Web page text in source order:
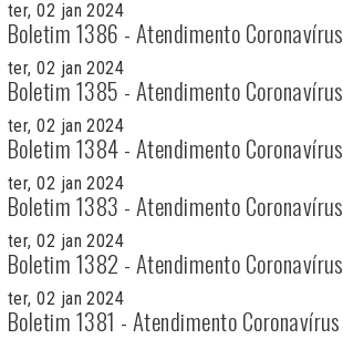
ter, 02 jan 2024
Boletim 1386 - Atendimento Coronavírus
ter, 02 jan 2024
Boletim 1385 - Atendimento Coronavírus
ter, 02 jan 2024
Boletim 1384 - Atendimento Coronavírus
ter, 02 jan 2024
Boletim 1383 - Atendimento Coronavírus
ter, 02 jan 2024
Boletim 1382 - Atendimento Coronavírus
ter, 02 jan 2024
Boletim 1381 - Atendimento Coronavírus